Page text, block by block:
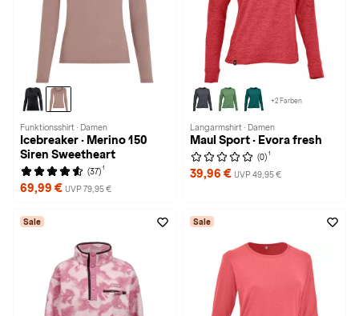
Funktionsshirt · Damen
Icebreaker · Merino 150
Siren Sweetheart
(37) 1
69,99 € UVP 79,95 €
+2 Farben
Langarmshirt · Damen
Maul Sport · Evora fresh
(0) 1
39,96 € UVP 49,95 €
Sale Sale